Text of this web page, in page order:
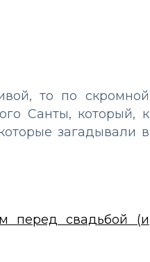
то по скромной
Санты, который, к
загадывали в
перед свадьбой (и